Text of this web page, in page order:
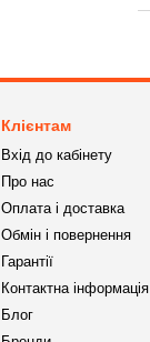
Клієнтам
Вхід до кабінету
Про нас
Оплата і доставка
Обмін і повернення
Гарантії
Контактна інформація
Блог